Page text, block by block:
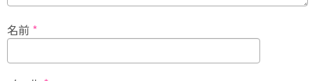
名前 *